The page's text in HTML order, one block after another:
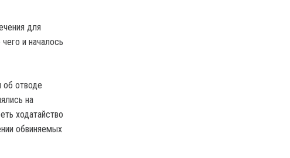
для
и началось
об отводе
на
ходатайство
обвиняемых